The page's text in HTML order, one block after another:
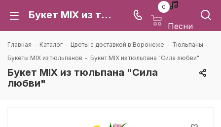
Букет MIX из тюльпана "Сила любви": цена и доставка в Воронеже | Каталея
0
Песни
Главная - Каталог - Цветы с доставкой в Воронеже - Тюльпаны -
Букеты MIX из тюльпанов - Букет MIX из тюльпана "Сила любви"
Букет MIX из тюльпана "Сила
любви"